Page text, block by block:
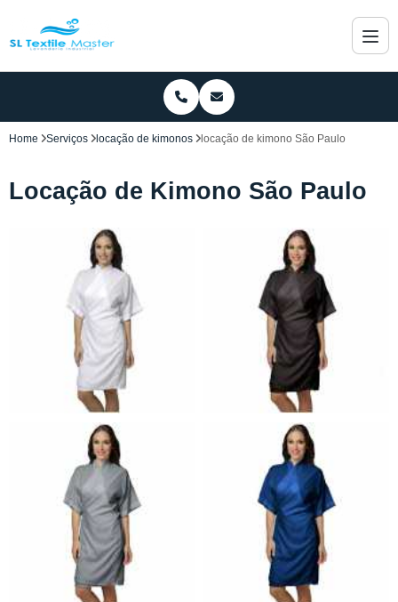
Home Serviços locação de kimonos locação de kimono São Paulo
Locação de Kimono São Paulo